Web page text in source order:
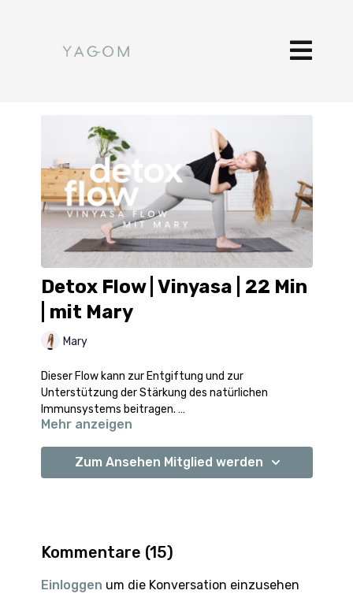
Detox Flow | Vinyasa | 22 Min
| mit Mary
Mary
Dieser Flow kann zur Entgiftung und zur
Unterstützung der Stärkung des natürlichen
Immunsystems beitragen.
Wir starten unsere Praxis mit der Atemübung
aktiv Körper und Geist reinigt und entschlackt.
Danach fließen wir zusammen durch einige Asanas
Viel Freude!
Mehr anzeigen
Zum Ansehen Mitglied werden
Kommentare (15)
Einloggen um die Konversation einzusehen